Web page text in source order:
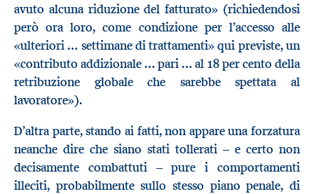
avuto alcuna riduzione del fatturato» (richiedendosi
però ora loro, come condizione per l’accesso alle
«ulteriori … settimane di trattamenti» qui previste, un
«contributo addizionale … pari … al 18 per cento della
retribuzione globale che sarebbe spettata al
lavoratore»).
D’altra parte, stando ai fatti, non appare una forzatura
neanche dire che siano stati tollerati – e certo non
decisamente combattuti – pure i comportamenti
illeciti, probabilmente sullo stesso piano penale, di